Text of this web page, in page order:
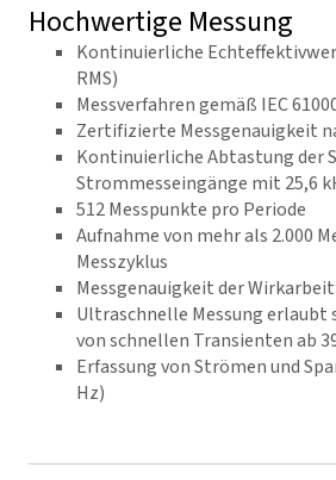
Hochwertige Messung
Kontinuierliche
RMS)
Messverfahren gemäß IEC
Zertifizierte Messgenauigkeit
Kontinuierliche Abtastung der
Strommesseingänge mit 25,6
512 Messpunkte pro Periode
Aufnahme von mehr als 2.000
Messzyklus
Messgenauigkeit der
Ultraschnelle Messung erlaubt
von schnellen Transienten ab
Erfassung von Strömen und
Hz)